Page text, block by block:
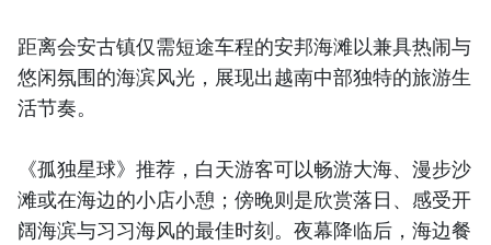
距离会安古镇仅需短途车程的安邦海滩以兼具热闹与
悠闲氛围的海滨风光，展现出越南中部独特的旅游生
活节奏。
《孤独星球》推荐，白天游客可以畅游大海、漫步沙
滩或在海边的小店小憩；傍晚则是欣赏落日、感受开
阔海滨与习习海风的最佳时刻。夜幕降临后，海边餐